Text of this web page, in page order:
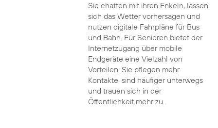
Sie chatten mit ihren Enkeln, lassen
sich das Wetter vorhersagen und
nutzen digitale Fahrpläne für Bus
und Bahn. Für Senioren bietet der
Internetzugang über mobile
Endgeräte eine Vielzahl von
Vorteilen: Sie pflegen mehr
Kontakte, sind häufiger unterwegs
und trauen sich in der
Öffentlichkeit mehr zu.